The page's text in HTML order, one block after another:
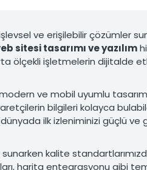
Matbaa
• Katalog
• Kutu ve
•
• Kartvizit
• Etiket ve
ve erişilebilir çözümler
sitesi tasarımı ve yazılım
ölçekli işletmelerin dijitalde
ve mobil uyumlu
bilgileri kolayca
ilk izleniminizi güçlü ve
kalite
harita entegrasyonu gibi